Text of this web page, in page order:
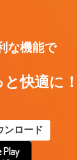
な機能で
と快適に
ンロード